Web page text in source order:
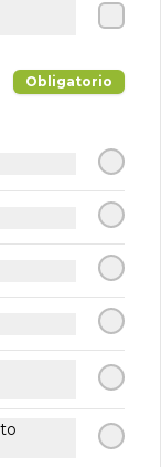
Tasty Garden!
o Wrap, 2 bebidas
Obligatorio